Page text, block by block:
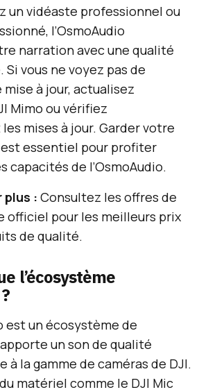
un vidéaste professionnel ou
l’OsmoAudio
narration avec une qualité
Si vous ne voyez pas de
à jour, actualisez
Mimo ou vérifiez
mises à jour. Garder votre
essentiel pour profiter
capacités de l’OsmoAudio.
plus : Consultez les offres de
officiel pour les meilleurs prix
de qualité.
l’écosystème
est un écosystème de
un son de qualité
à la gamme de caméras de DJI.
matériel comme le DJI Mic